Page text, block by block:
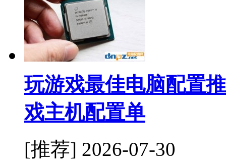
玩游戏最佳电脑配置
戏主机配置单
[推荐] 2026-07-30